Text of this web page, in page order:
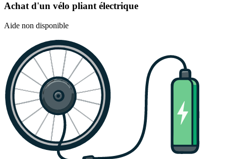
Achat d'un vélo pliant électrique
Aide non disponible